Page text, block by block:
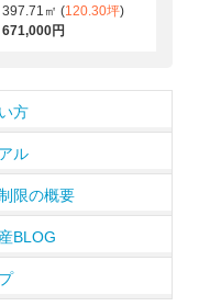
397.71㎡ (120.30坪)
671,000円
方
ル
限の概要
BLOG